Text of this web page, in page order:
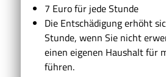
7 Euro für jede Stunde
Die Entschädigung erhöht
Stunde, wenn Sie nicht
einen eigenen Haushalt für
führen.